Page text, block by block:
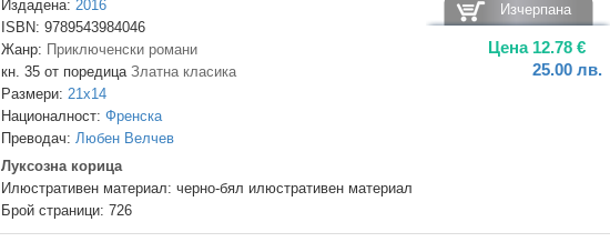
Издадена: 2016
ISBN: 9789543984046
Жанр: Приключенски романи
кн. 35 от поредица Златна класика
Размери: 21x14
Националност: Френска
Преводач: Любен Велчев
Луксозна корица
Илюстративен материал: черно-бял илюстративен материал
Брой страници: 726
Изчерпана
Цена 12.78 €
25.00 лв.